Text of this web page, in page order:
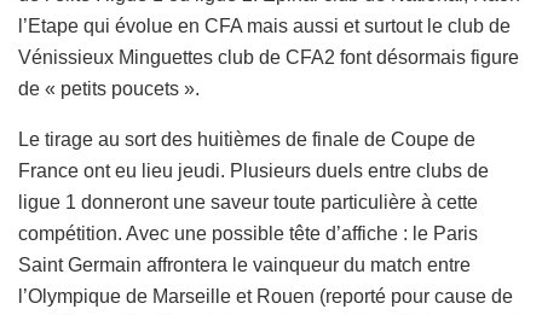
l’Etape qui évolue en CFA mais aussi et surtout le club de
Vénissieux Minguettes club de CFA2 font désormais figure
de « petits poucets ».
Le tirage au sort des huitièmes de finale de Coupe de
France ont eu lieu jeudi. Plusieurs duels entre clubs de
ligue 1 donneront une saveur toute particulière à cette
compétition. Avec une possible tête d’affiche : le Paris
Saint Germain affrontera le vainqueur du match entre
l’Olympique de Marseille et Rouen (reporté pour cause de